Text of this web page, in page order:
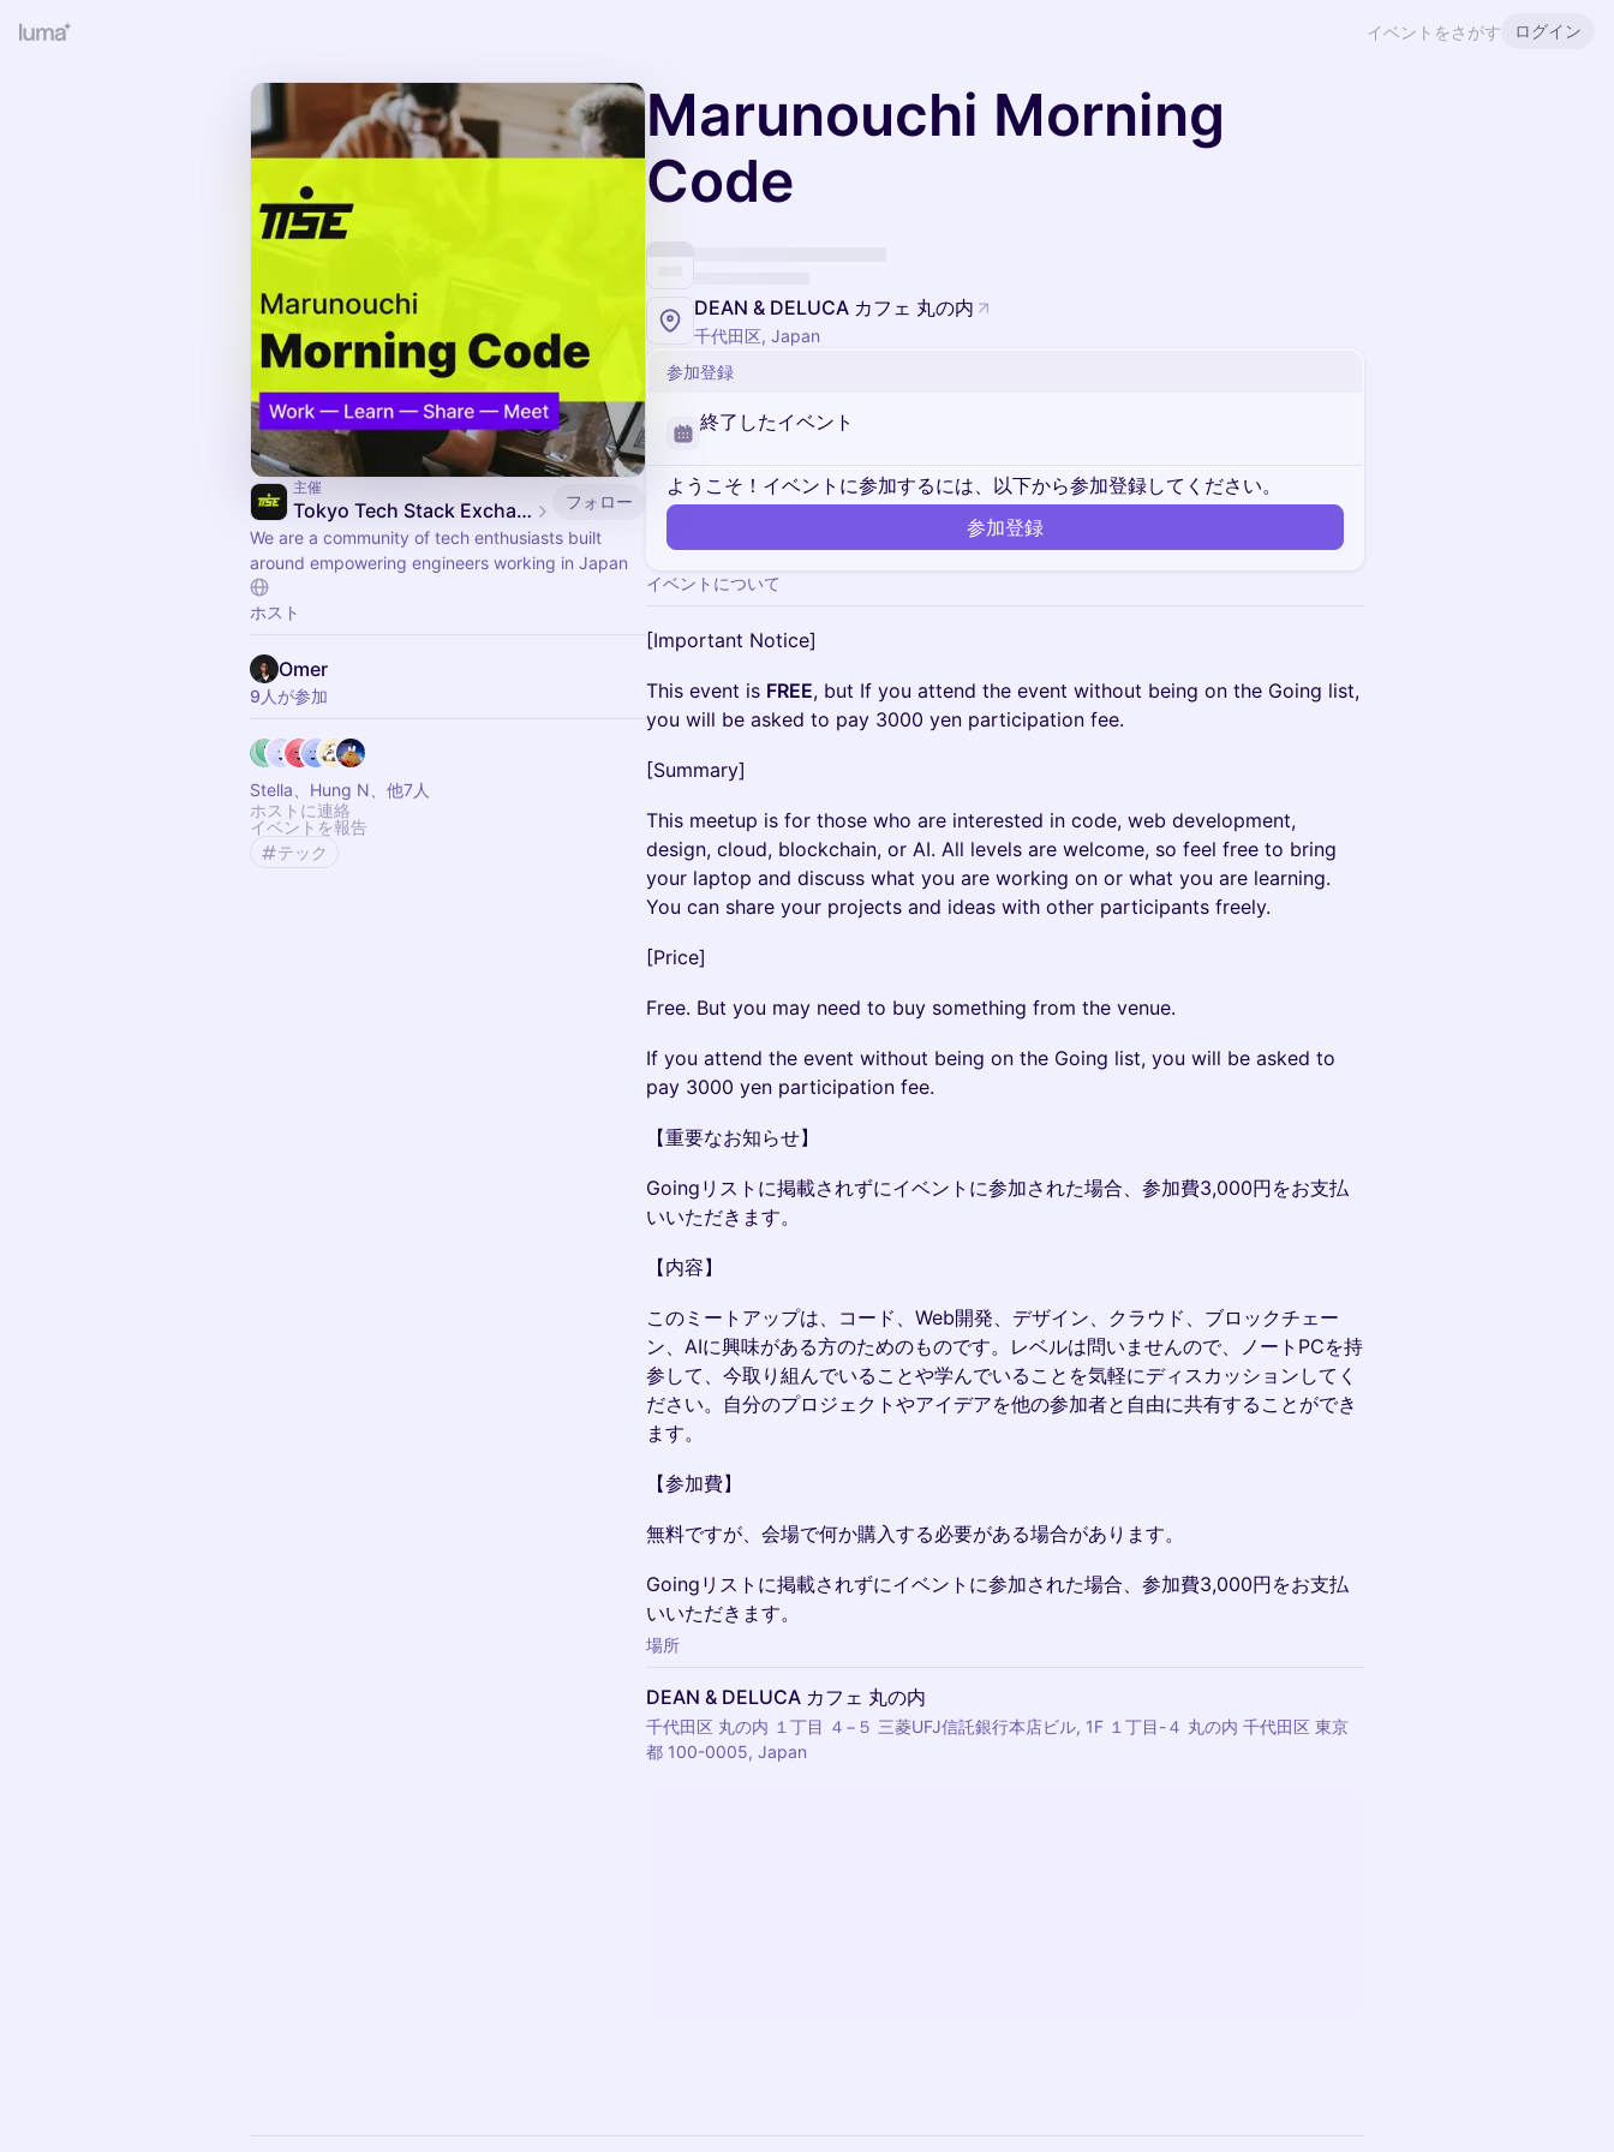
イベントをさがす ログイン
主催
Tokyo Tech Stack Exchange
フォロー
We are a community of tech enthusiasts built
around empowering engineers working in Japan
ホスト
Omer
9人が参加
Stella、Hung N、他7人
ホストに連絡
イベントを報告
テック
Marunouchi Morning
Code
DEAN & DELUCA カフェ 丸の内
千代田区, Japan
参加登録
終了したイベント
ようこそ！イベントに参加するには、以下から参加登録してください。
参加登録
イベントについて
[Important Notice]
This event is FREE, but If you attend the event without being on the Going list,
you will be asked to pay 3000 yen participation fee.
[Summary]
This meetup is for those who are interested in code, web development,
design, cloud, blockchain, or AI. All levels are welcome, so feel free to bring
your laptop and discuss what you are working on or what you are learning.
You can share your projects and ideas with other participants freely.
[Price]
Free. But you may need to buy something from the venue.
If you attend the event without being on the Going list, you will be asked to
pay 3000 yen participation fee.
【重要なお知らせ】
Goingリストに掲載されずにイベントに参加された場合、参加費3,000円をお支払
いいただきます。
【内容】
このミートアップは、コード、Web開発、デザイン、クラウド、ブロックチェー
ン、AIに興味がある方のためのものです。レベルは問いませんので、ノートPCを持
参して、今取り組んでいることや学んでいることを気軽にディスカッションしてく
ださい。自分のプロジェクトやアイデアを他の参加者と自由に共有することができ
ます。
【参加費】
無料ですが、会場で何か購入する必要がある場合があります。
Goingリストに掲載されずにイベントに参加された場合、参加費3,000円をお支払
いいただきます。
場所
DEAN & DELUCA カフェ 丸の内
千代田区 丸の内 １丁目 ４−５ 三菱UFJ信託銀行本店ビル, 1F １丁目-４ 丸の内 千代田区 東京
都 100-0005, Japan